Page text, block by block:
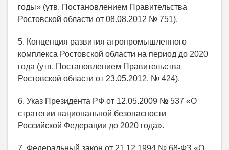
годы» (утв. Постановлением Правительства
Ростовской области от 08.08.2012 № 751).
5. Концепция развития агропромышленного
комплекса Ростовской области на период до 2020
года (утв. Постановлением Правительства
Ростовской области от 23.05.2012. № 424).
6. Указ Президента РФ от 12.05.2009 № 537 «О
стратегии национальной безопасности
Российской Федерации до 2020 года».
7. Федеральный закон от 21.12.1994 № 68-ФЗ «О